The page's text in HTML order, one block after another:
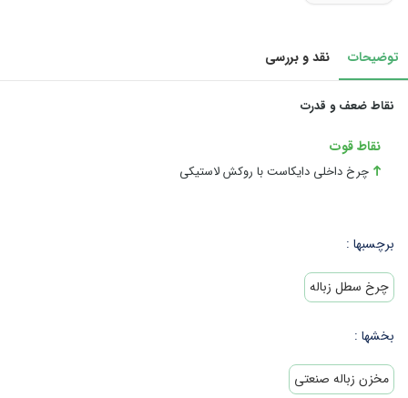
توضیحات نقد و بررسی
نقاط ضعف و قدرت
نقاط قوت
چرخ داخلی دایکاست با روکش لاستیکی
برچسبها :
چرخ سطل زباله
بخشها :
مخزن زباله صنعتی